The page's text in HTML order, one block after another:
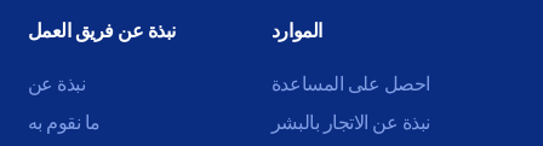
نبذة عن فريق العمل
نبذة عن
ما نقوم به
الموارد
احصل على المساعدة
نبذة عن الاتجار بالبشر